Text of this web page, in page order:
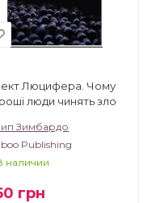
Люцифера. Чому
люди чинять зло
Зимбардо
Publishing
наличии
грн